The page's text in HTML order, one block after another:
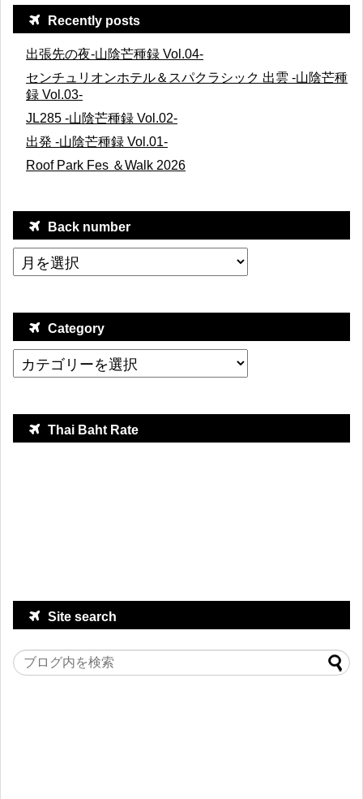
Recently posts
出張先の夜-山陰芒種録 Vol.04-
センチュリオンホテル＆スパクラシック 出雲 -山陰芒種
録 Vol.03-
JL285 -山陰芒種録 Vol.02-
出発 -山陰芒種録 Vol.01-
Roof Park Fes ＆Walk 2026
Back number
Category
Thai Baht Rate
Site search